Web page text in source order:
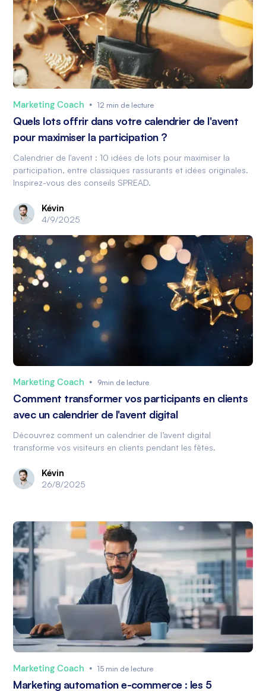
Marketing Coach • 12 min de lecture
Quels lots offrir dans votre calendrier de l'avent
pour maximiser la participation ?
Calendrier de l'avent : 10 idées de lots pour maximiser la
participation, entre classiques rassurants et idées originales.
Inspirez-vous des conseils SPREAD.
Kévin
4/9/2025
Marketing Coach • 9min de lecture
Comment transformer vos participants en clients
avec un calendrier de l'avent digital
Découvrez comment un calendrier de l’avent digital
transforme vos visiteurs en clients pendant les fêtes.
Kévin
26/8/2025
Marketing Coach • 15 min de lecture
Marketing automation e-commerce : les 5